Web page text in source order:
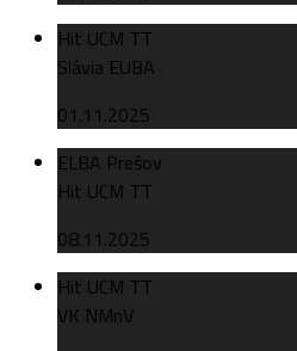
Hit UCM TT
Slávia EUBA
01.11.2025
ELBA Prešov
Hit UCM TT
08.11.2025
Hit UCM TT
VK NMnV